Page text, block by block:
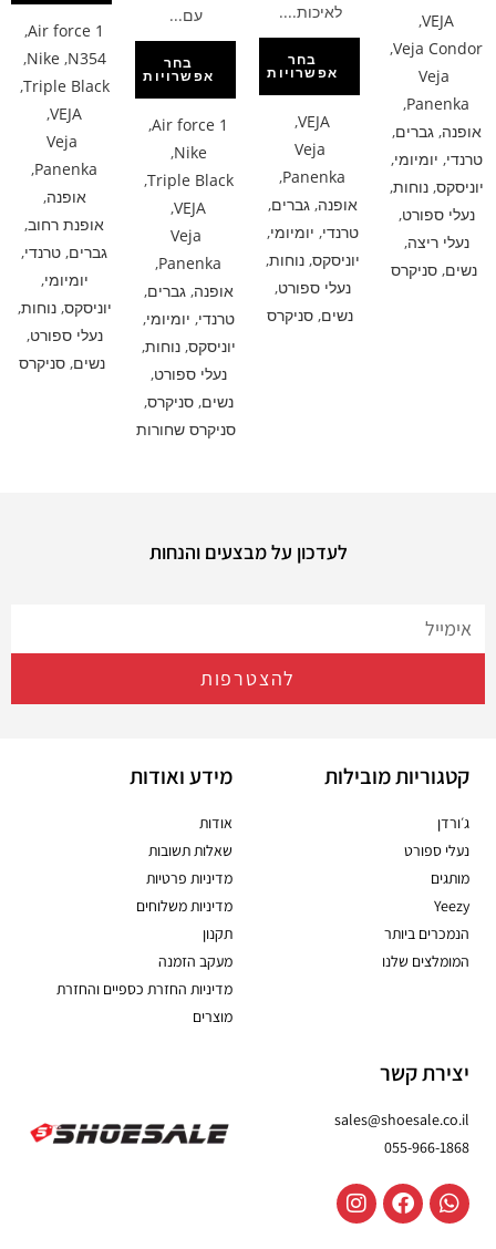
VEJA
,
Veja Condor
,
Veja
Panenka
,
אופנה,גברים,
טרנדי, יומיומי,
יוניסקס,נוחות,
נעלי ספורט,
נעלי ריצה,
נשים, סניקרס
לאיכות....
בחר
אפשרויות
VEJA
,
Veja
Panenka
,
אופנה,גברים,
טרנדי, יומיומי,
יוניסקס,נוחות,
נעלי ספורט,
נשים, סניקרס
עם...
בחר
אפשרויות
Air force 1
,
Nike
,
Triple Black
,
VEJA
,
Veja
Panenka
,
אופנה,גברים,
טרנדי, יומיומי,
יוניסקס,נוחות,
נעלי ספורט,
נשים,סניקרס,
סניקרס שחורות
Air force 1
,
N354
,
Nike
,
Triple Black
,
VEJA
,
Veja
Panenka
,
אופנה,
אופנת רחוב,
גברים, טרנדי,
יומיומי,
יוניסקס,נוחות,
נעלי ספורט,
נשים, סניקרס
לעדכון על מבצעים והנחות
להצטרפות
קטגוריות מובילות
ג׳ורדן
נעלי ספורט
מותגים
Yeezy
הנמכרים ביותר
המומלצים שלנו
מידע ואודות
אודות
שאלות תשובות
מדיניות פרטיות
מדיניות משלוחים
תקנון
מעקב הזמנה
מדיניות החזרת כספיים והחזרת
מוצרים
יצירת קשר
sales@shoesale.co.il
055-966-1868